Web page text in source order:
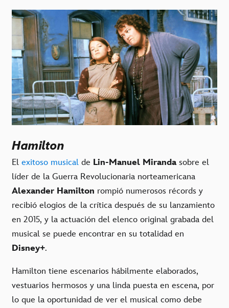
Hamilton
El exitoso musical de Lin-Manuel Mirandasobre el
líder de la Guerra Revolucionaria norteamericana
Alexander Hamilton rompió numerosos récords y
recibió elogios de la crítica después de su lanzamiento
en 2015, y la actuación del elenco original grabada del
musical se puede encontrar en su totalidad en
Disney+.
Hamilton tiene escenarios hábilmente elaborados,
vestuarios hermosos y una linda puesta en escena, por
lo que la oportunidad de ver el musical como debe